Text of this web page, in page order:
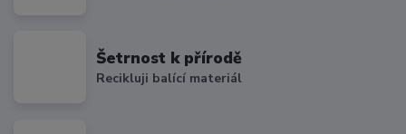
Šetrnost k přírodě
Recikluji balící materiál